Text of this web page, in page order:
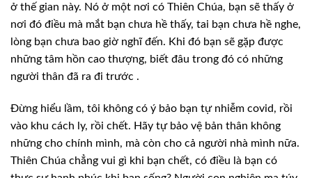
ở thế gian này. Nó ở một nơi có Thiên Chúa, bạn sẽ thấy ở
nơi đó điều mà mắt bạn chưa hề thấy, tai bạn chưa hề nghe,
lòng bạn chưa bao giờ nghĩ đến. Khi đó bạn sẽ gặp được
những tâm hồn cao thượng, biết đâu trong đó có những
người thân đã ra đi trước .
Đừng hiểu lầm, tôi không có ý bảo bạn tự nhiễm covid, rồi
vào khu cách ly, rồi chết. Hãy tự bảo vệ bản thân không
những cho chính mình, mà còn cho cả người nhà mình nữa.
Thiên Chúa chẳng vui gì khi bạn chết, có điều là bạn có